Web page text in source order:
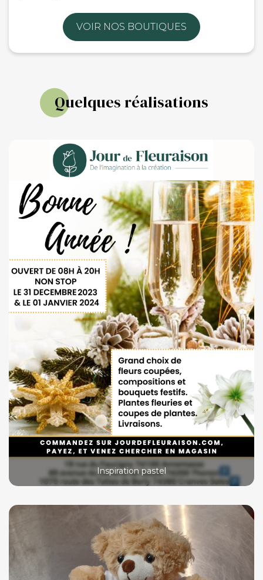
VOIR NOS BOUTIQUES
Quelques réalisations
Inspiration pastel